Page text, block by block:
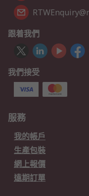
跟着我們
我們接受
服務
我的帳戶
生產包裝
網上報價
遠期訂單